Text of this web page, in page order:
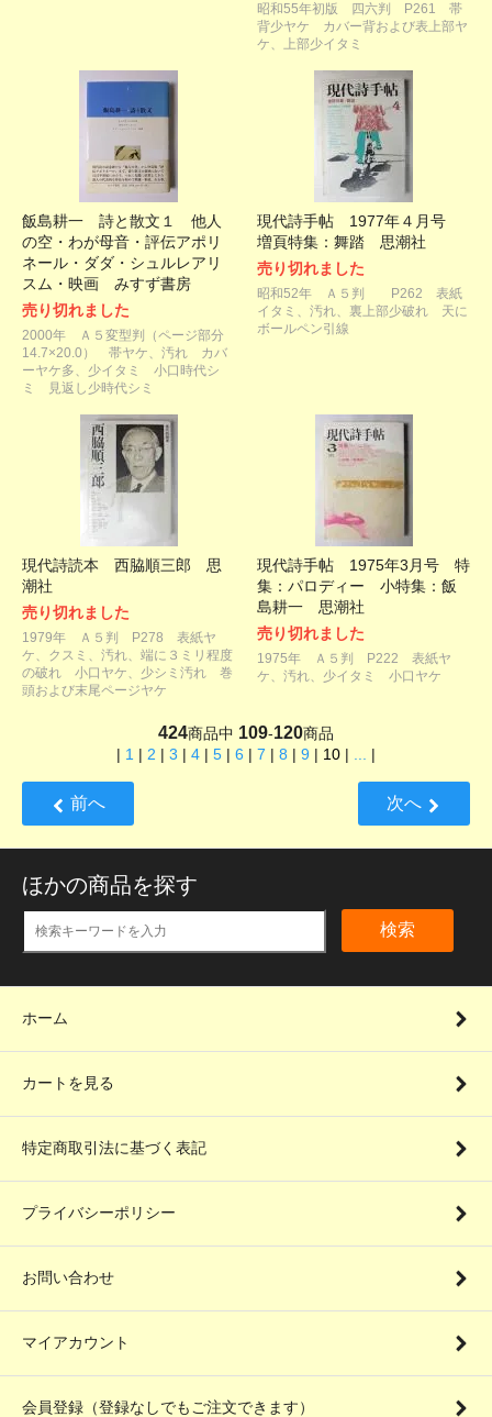
昭和55年初版 四六判 P261 帯
背少ヤケ カバー背および表上部ヤ
ケ、上部少イタミ
飯島耕一 詩と散文１ 他人
の空・わが母音・評伝アポリ
ネール・ダダ・シュルレアリ
スム・映画 みすず書房
売り切れました
2000年 Ａ５変型判（ページ部分
14.7×20.0） 帯ヤケ、汚れ カバ
ーヤケ多、少イタミ 小口時代シ
ミ 見返し少時代シミ
現代詩手帖 1977年４月号
増頁特集：舞踏 思潮社
売り切れました
昭和52年 Ａ５判 P262 表紙
イタミ、汚れ、裏上部少破れ 天に
ボールペン引線
現代詩読本 西脇順三郎 思
潮社
売り切れました
1979年 Ａ５判 P278 表紙ヤ
ケ、クスミ、汚れ、端に３ミリ程度
の破れ 小口ヤケ、少シミ汚れ 巻
頭および末尾ページヤケ
現代詩手帖 1975年3月号 特
集：パロディー 小特集：飯
島耕一 思潮社
売り切れました
1975年 Ａ５判 P222 表紙ヤ
ケ、汚れ、少イタミ 小口ヤケ
424商品中 109-120商品
| 1 | 2 | 3 | 4 | 5 | 6 | 7 | 8 | 9 | 10 | ... |
前へ 次へ
ほかの商品を探す
検索
ホーム
カートを見る
特定商取引法に基づく表記
プライバシーポリシー
お問い合わせ
マイアカウント
会員登録（登録なしでもご注文できます）